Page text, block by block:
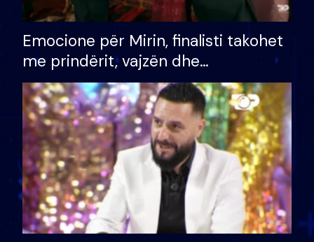
Emocione për Mirin, finalisti takohet
me prindërit, vajzën dhe
bashkëshorten: S’kemi ndonjë letër
divorci apo jo?